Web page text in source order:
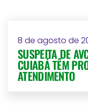
8 de agosto de
SUSPEITA DE
CUIABÁ TÊM
ATENDIMENTO